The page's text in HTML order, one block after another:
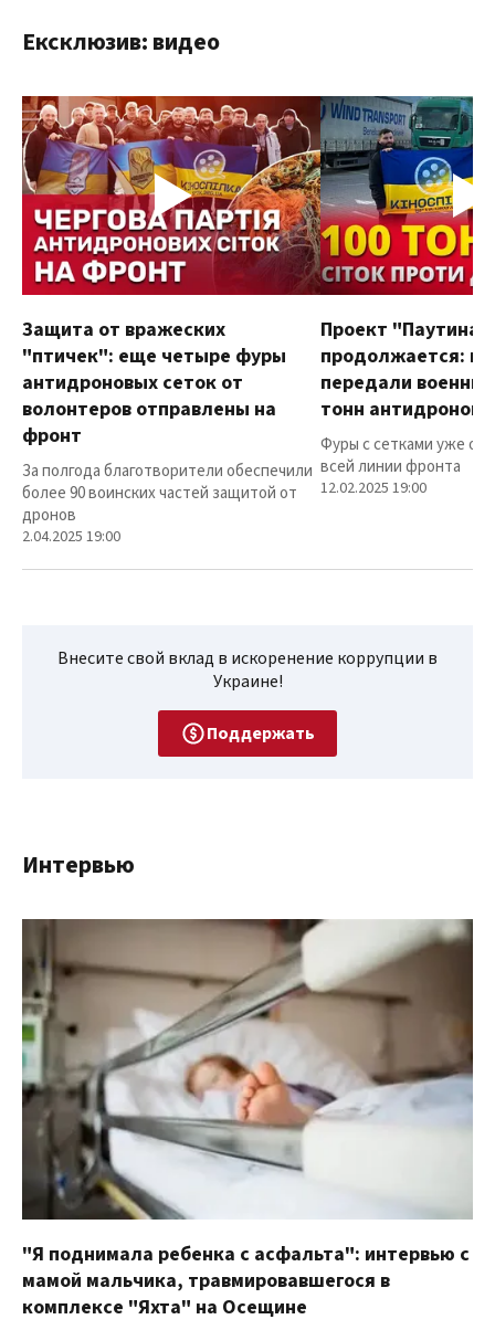
Ексклюзив: видео
Защита от вражеских
"птичек": еще четыре фуры
антидроновых сеток от
волонтеров отправлены на
фронт
За полгода благотворители обеспечили
более 90 воинских частей защитой от
дронов
2.04.2025 19:00
Проект "Паутина"
продолжается:
передали
тонн
Фуры с сетками уже
всей линии фронта
12.02.2025 19:00
Внесите свой вклад в искоренение коррупции в
Украине!
Поддержать
Интервью
"Я поднимала ребенка с асфальта": интервью с
мамой мальчика, травмировавшегося в
комплексе "Яхта" на Осещине